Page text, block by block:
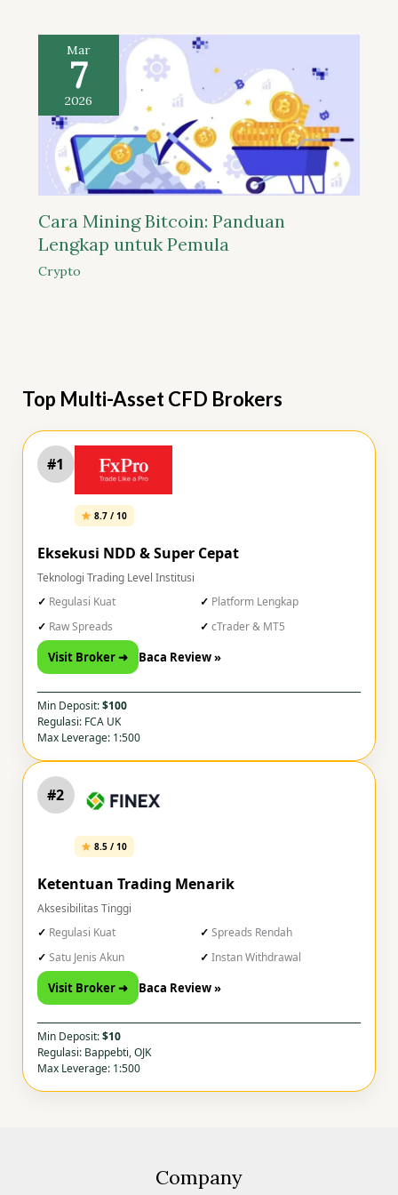
Mar
7
2026
Cara Mining Bitcoin: Panduan
Lengkap untuk Pemula
Crypto
Top Multi-Asset CFD Brokers
#1
8.7 / 10
Eksekusi NDD & Super Cepat
Teknologi Trading Level Institusi
Regulasi Kuat
Platform Lengkap
Raw Spreads
cTrader & MT5
Visit Broker ➜ Baca Review »
Min Deposit:$100
Regulasi: FCA UK
Max Leverage: 1:500
#2
8.5 / 10
Ketentuan Trading Menarik
Aksesibilitas Tinggi
Regulasi Kuat
Spreads Rendah
Satu Jenis Akun
Instan Withdrawal
Visit Broker ➜ Baca Review »
Min Deposit:$10
Regulasi: Bappebti, OJK
Max Leverage: 1:500
Company